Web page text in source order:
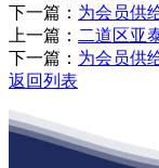
下一篇： 为会员供
上一篇： 二道区亚
下一篇： 为会员供
返回列表